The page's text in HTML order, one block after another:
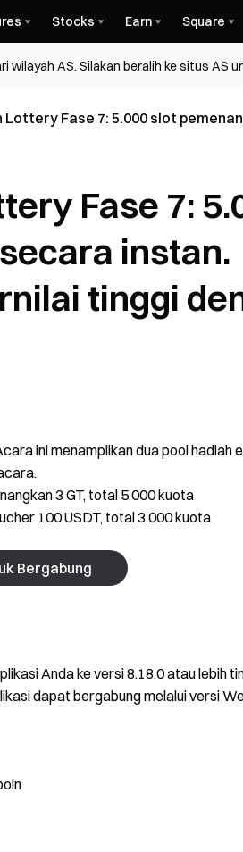
Stocks Earn Square
AS. Silakan beralih ke situs AS
Fase 7: 5.000 slot
Fase 7:
instan.
tinggi
ini menampilkan dua pool hadiah
3 GT, total 5.000 kuota
100 USDT, total 3.000 kuota
Bergabung
Anda ke versi 8.18.0 atau lebih
dapat bergabung melalui versi